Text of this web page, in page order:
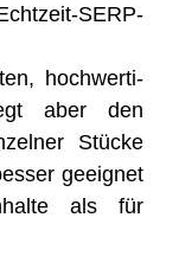
SERP-
hoch­wer­ti­
aber den
Stü­cke
geeig­net
als für